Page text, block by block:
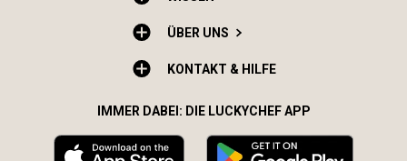
ÜBER UNS
KONTAKT & HILFE
IMMER DABEI: DIE LUCKYCHEF APP